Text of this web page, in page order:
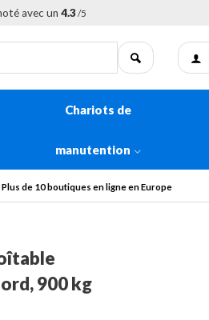
avec un 4.3 /5
Chariots de
manutention
Plus de 10 boutiques en ligne en Europe
900 kg